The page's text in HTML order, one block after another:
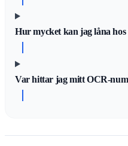
Hur mycket kan jag låna hos
Var hittar jag mitt OCR-